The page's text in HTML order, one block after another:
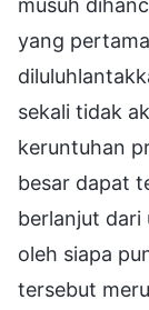
yang
sekali tidak
keruntuhan
besar dapat
berlanjut dari
oleh siapa
tersebut